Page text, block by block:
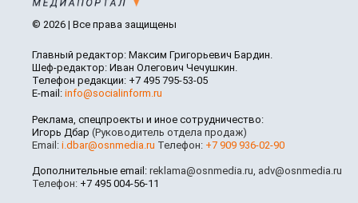
© 2026 | Все права защищены
Главный редактор: Максим Григорьевич Бардин.
Шеф-редактор: Иван Олегович Чечушкин.
Телефон редакции: +7 495 795-53-05
E-mail: info@socialinform.ru
Реклама, спецпроекты и иное сотрудничество:
Игорь Дбар (Руководитель отдела продаж)
Email: i.dbar@osnmedia.ru Телефон: +7 909 936-02-90
Дополнительные email: reklama@osnmedia.ru, adv@osnmedia.ru
Телефон: +7 495 004-56-11